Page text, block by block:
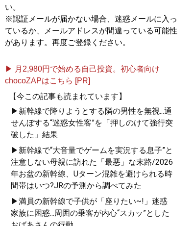
い。
※認証メールが届かない場合、迷惑メールに入っ
ているか、メールアドレスが間違っている可能性
があります。再度ご登録ください。
▶ 月2,980円で始める自己投資。初心者向け
chocoZAPはこちら [PR]
【今この記事も読まれています】
▶新幹線で降りようとする隣の男性を無視...通
せんぼする“迷惑女性客”を「押しのけて強行突
破した」結果
▶新幹線で“大音量でゲームを実況する息子”と
注意しない母親に訪れた「最悪」な末路/2026
年お盆の新幹線、Uターン混雑を避けられる時
間帯はいつ?JRの予測から調べてみた
▶満員の新幹線で子供が「座りたい~!」迷惑
家族に困惑...周囲の乗客が内心“スカッ”とした